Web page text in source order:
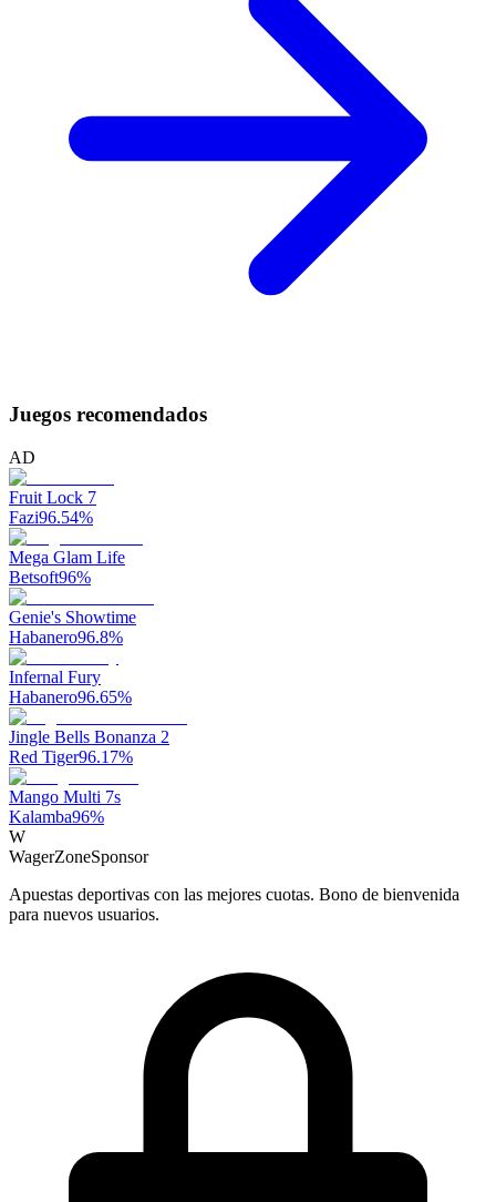
Juegos recomendados
AD
Fruit Lock 7
Fazi96.54%
Mega Glam Life
Betsoft96%
Genie's Showtime
Habanero96.8%
Infernal Fury
Habanero96.65%
Jingle Bells Bonanza 2
Red Tiger96.17%
Mango Multi 7s
Kalamba96%
W
WagerZoneSponsor
Apuestas deportivas con las mejores cuotas. Bono de bienvenida
para nuevos usuarios.